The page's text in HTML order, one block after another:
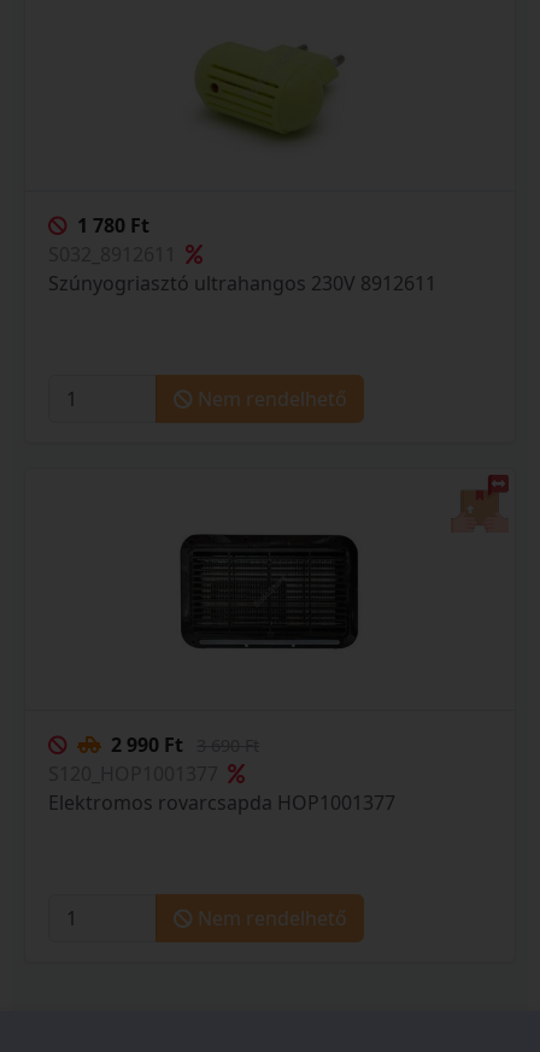
1 780 Ft
Szúnyogriasztó ultrahangos 230V 8912611
Nem rendelhető
2 990 Ft
Elektromos rovarcsapda HOP1001377
Nem rendelhető